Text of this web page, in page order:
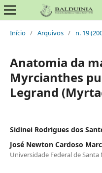
Início / Arquivos / n. 19
Anatomia da
Myrcianthes
Legrand
Sidinei Rodrigues dos
José Newton Cardoso
Universidade Federal de Santa